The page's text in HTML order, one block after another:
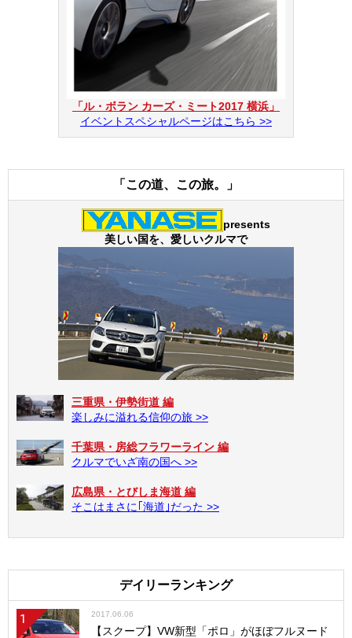
「ル・ボラン カーズ・ミート2017 横浜」
イベントスペシャルページはこちら >>
「この道、この旅。」
presents
美しい国を、愛しいクルマで
三重県・伊勢街道 編
楽しみに溢れる信仰の旅 >>
千葉県・房総フラワーライン 編
クルマでいざ南の国へ >>
広島県・とびしま海道 編
そこはまさに｢海道｣だった >>
デイリーランキング
1 2017.06.06
【スクープ】VW新型「ポロ」がほぼフルヌード